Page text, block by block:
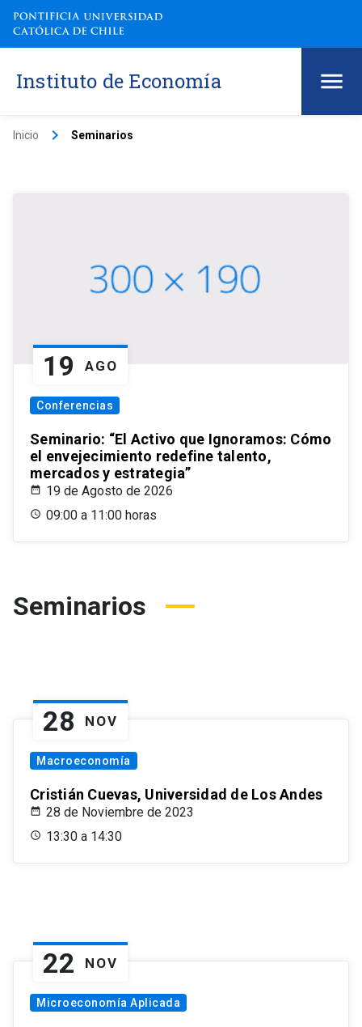
Instituto de Economía
Inicio keyboard_arrow_right Seminarios
19 AGO
Conferencias
Seminario: “El Activo que Ignoramos: Cómo
el envejecimiento redefine talento,
mercados y estrategia”
19 de Agosto de 2026
09:00 a 11:00 horas
Seminarios
28 NOV
Macroeconomía
Cristián Cuevas, Universidad de Los Andes
28 de Noviembre de 2023
13:30 a 14:30
22 NOV
Microeconomía Aplicada